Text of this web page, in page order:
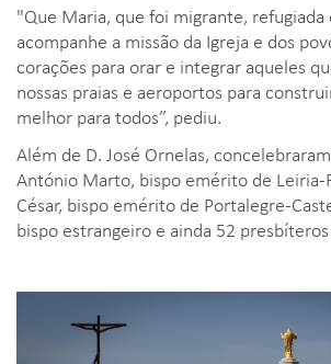
"Que Maria, que foi migrante, refugiada
acompanhe a missão da Igreja e dos
corações para orar e integrar aqueles
nossas praias e aeroportos para
melhor para todos”, pediu.
Além de D. José Ornelas,
António Marto, bispo emérito de Leiria-
César, bispo emérito de Portalegre-
bispo estrangeiro e ainda 52